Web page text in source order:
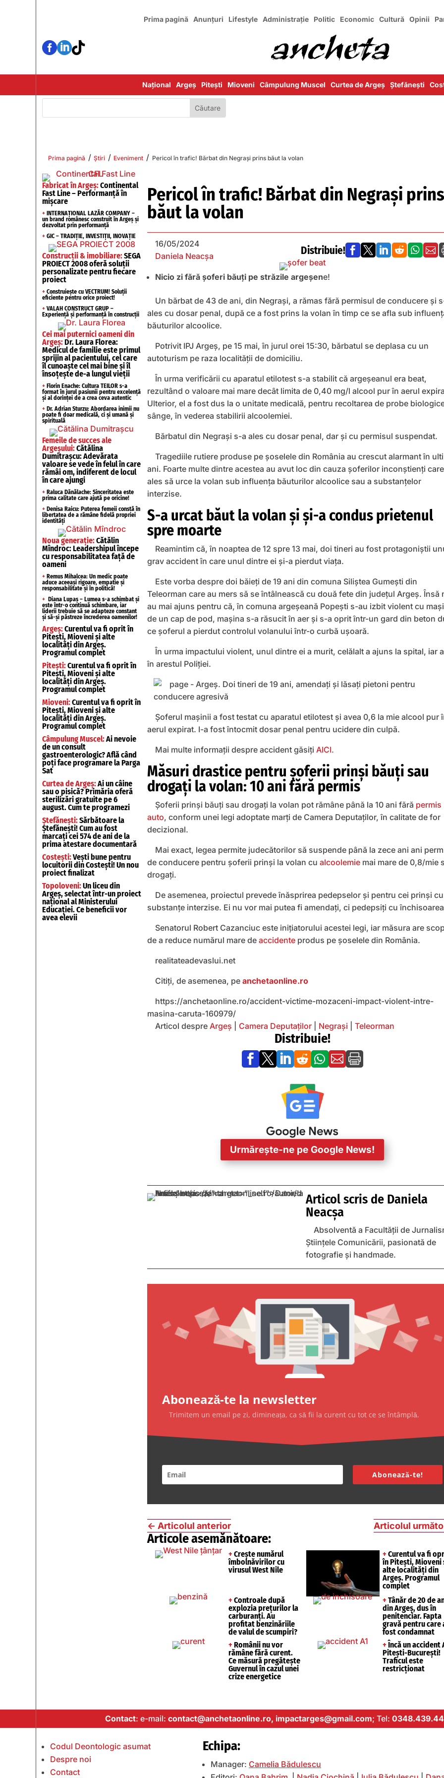
Prima pagină Anunțuri Lifestyle Administrație Politic Economic Cultură Opinii

Național Argeș Pitești Mioveni Câmpulung Muscel Curtea de Argeș Ștefănești
Prima pagină / Știri / Eveniment / Pericol în trafic! Bărbat din Negrași prins băut la volan
Fabricat în Argeș:Continental
Fast Line – Performanță în
mișcare
+ INTERNAȚIONAL LAZĂR COMPANY –
un brand românesc construit în Argeș și
dezvoltat prin performanță
+ GIC – TRADIȚIE, INVESTIȚII, INOVAȚIE
Construcții & imobiliare:SEGA
PROIECT 2008 oferă soluții
personalizate pentru fiecare
proiect
+ Construiește cu VECTRUM! Soluții
eficiente pentru orice proiect!
+ VALAH CONSTRUCT GRUP –
Experiență și performanță în construcții
Cei mai puternici oameni din
Argeș:Dr. Laura Florea:
Medicul de familie este primul
sprijin al pacientului, cel care
îl cunoaște cel mai bine și îl
însoțește de-a lungul vieții
+ Florin Enache: Cultura TEILOR s-a
format în jurul pasiunii pentru excelență
și al dorinței de a crea ceva autentic
+ Dr. Adrian Sturzu: Abordarea inimii nu
poate fi doar medicală, ci și umană și
spirituală
Femeile de succes ale
Argeșului:Cătălina
Dumitrașcu: Adevărata
valoare se vede în felul în care
rămâi om, indiferent de locul
în care ajungi
+ Raluca Dănălache: Sinceritatea este
prima calitate care ajută pe oricine!
+ Denisa Raicu: Puterea femeii constă în
libertatea de a rămâne fidelă propriei
identități
Noua generație:Cătălin
Mîndroc: Leadershipul începe
cu responsabilitatea față de
oameni
+ Remus Mihalcea: Un medic poate
aduce aceeași rigoare, empatie și
responsabilitate și în politică!
+ Diana Lupaș – Lumea s-a schimbat și
este într-o continuă schimbare, iar
liderii trebuie să se adapteze constant
și să-și păstreze încrederea oamenilor!
Argeș:Curentul va fi oprit în
Pitești, Mioveni și alte
localități din Argeș.
Programul complet
Pitești:Curentul va fi oprit în
Pitești, Mioveni și alte
localități din Argeș.
Programul complet
Mioveni:Curentul va fi oprit în
Pitești, Mioveni și alte
localități din Argeș.
Programul complet
Câmpulung Muscel:Ai nevoie
de un consult
gastroenterologic? Află când
poți face programare la Parga
Sat
Curtea de Argeș:Ai un câine
sau o pisică? Primăria oferă
sterilizări gratuite pe 6
august. Cum te programezi
Ștefănești:Sărbătoare la
Ștefănești! Cum au fost
marcați cei 574 de ani de la
prima atestare documentară
Costești:Vești bune pentru
locuitorii din Costești! Un nou
proiect finalizat
Topoloveni:Un liceu din
Argeș, selectat într-un proiect
național al Ministerului
Educației. Ce beneficii vor
avea elevii
Pericol în trafic! Bărbat din Negrași prins
băut la volan
16/05/2024
Daniela Neacșa
Distribuie!      
Nicio zi fără șoferi băuți pe străzile argeșene!
Un bărbat de 43 de ani, din Negrași, a rămas fără permisul de conducere și
ales cu dosar penal, după ce a fost prins la volan în timp ce se afla sub
băuturilor alcoolice.
Potrivit IPJ Argeș, pe 15 mai, în jurul orei 15:30, bărbatul se deplasa cu un
autoturism pe raza localității de domiciliu.
În urma verificării cu aparatul etilotest s-a stabilit că argeșeanul era beat,
rezultând o valoare mai mare decât limita de 0,40 mg/l alcool pur în aerul
Ulterior, el a fost dus la o unitate medicală, pentru recoltarea de probe
sânge, în vederea stabilirii alcoolemiei.
Bărbatul din Negrași s-a ales cu dosar penal, dar și cu permisul suspendat.
Tragediile rutiere produse pe șoselele din România au crescut alarmant în
ani. Foarte multe dintre acestea au avut loc din cauza șoferilor inconștienți
ales să urce la volan sub influența băuturilor alcoolice sau a substanțelor
interzise.
S-a urcat băut la volan și și-a condus prietenul
spre moarte
Reamintim că, în noaptea de 12 spre 13 mai, doi tineri au fost protagoniștii
grav accident în care unul dintre ei și-a pierdut viața.
Este vorba despre doi băieți de 19 ani din comuna Siliștea Gumești din
Teleorman care au mers să se întâlnească cu două fete din județul Argeș. Însă
au mai ajuns pentru că, în comuna argeșeană Popești s-au izbit violent cu
de un cap de pod, mașina s-a răsucit în aer și s-a oprit într-un gard din beton
ce șoferul a pierdut controlul volanului într-o curbă ușoară.
În urma impactului violent, unul dintre ei a murit, celălalt a ajuns la spital, iar
în arestul Poliției.
Șoferul mașinii a fost testat cu aparatul etilotest și avea 0,6 la mie alcool pur
aerul expirat. I-a fost întocmit dosar penal pentru ucidere din culpă.
Mai multe informații despre accident găsiți AICI.
Măsuri drastice pentru şoferii prinși băuți sau
drogaţi la volan: 10 ani fără permis
Șoferii prinşi băuţi sau drogaţi la volan pot rămâne până la 10 ani fără permis
auto, conform unei legi adoptate marți de Camera Deputaților, în calitate de for
decizional.
Mai exact, legea permite judecătorilor să suspende până la zece ani ani
de conducere pentru şoferii prinşi la volan cu alcoolemie mai mare de 0,8/mie
drogaţi.
De asemenea, proiectul prevede înăsprirea pedepselor și pentru cei prinși cu
substanțe interzise. Ei nu vor mai putea fi amendați, ci pedepsiți cu
Senatorul Robert Cazanciuc este inițiatorului acestei legi, iar măsura are
de a reduce numărul mare de accidente produs pe șoselele din România.
realitateadevaslui.net
Citiți, de asemenea, pe anchetaonline.ro
https://anchetaonline.ro/accident-victime-mozaceni-impact-violent-intre-
masina-caruta-160979/
Articol despre Argeș Camera Deputaților Negrași Teleorman
Distribuie!
      
Urmărește-ne pe Google News!
Articol scris de Daniela
Neacșa
Absolventă a Facultății de
Științele Comunicării, pasionată de
fotografie și handmade.
Abonează-te la newsletter
Trimitem un email pe zi, dimineața, ca să fii la curent cu tot ce se întâmplă.
Abonează-te!
← Articolul anterior Articolul
Articole asemănătoare:
+ Crește numărul
îmbolnăvirilor cu
virusul West Nile
+ Curentul va fi
în Pitești, Mioveni
alte localități din
Argeș. Programul
complet
+ Controale după
explozia prețurilor la
carburanți. Au
profitat benzinăriile
de valul de scumpiri?
+ Tânăr de 20 de
din Argeș, dus în
penitenciar. Fapta
gravă pentru care
fost condamnat
+ Românii nu vor
rămâne fără curent.
Ce măsură pregătește
Guvernul în cazul unei
crize energetice
+ Încă un accident
Pitești-București!
Traficul este
restricționat
Contact: e-mail: contact@anchetaonline.ro, impactarges@gmail.com; Tel:
Codul Deontologic asumat
Despre noi
Contact
Echipa:
Manager: Camelia Bădulescu